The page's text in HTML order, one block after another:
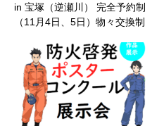
in 宝塚（逆瀬川） 完全予約制
（11月4日、5日）物々交換制